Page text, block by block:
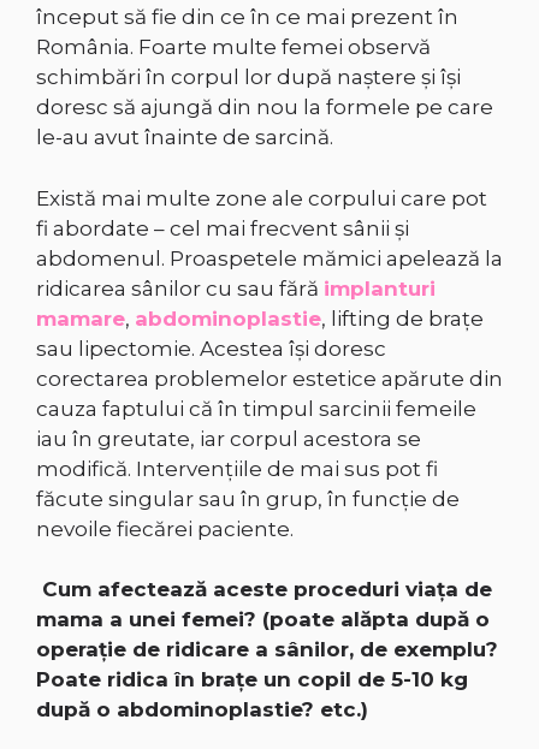
început să fie din ce în ce mai prezent în
România. Foarte multe femei observă
schimbări în corpul lor după naştere şi îşi
doresc să ajungă din nou la formele pe care
le-au avut înainte de sarcină.
Există mai multe zone ale corpului care pot
fi abordate – cel mai frecvent sânii şi
abdomenul. Proaspetele mămici apelează la
ridicarea sânilor cu sau fără implanturi
mamare, abdominoplastie, lifting de braţe
sau lipectomie. Acestea își doresc
corectarea problemelor estetice apărute din
cauza faptului că în timpul sarcinii femeile
iau în greutate, iar corpul acestora se
modifică. Intervenţiile de mai sus pot fi
făcute singular sau în grup, în funcţie de
nevoile fiecărei paciente.
Cum afectează aceste proceduri viaţa de
mama a unei femei? (poate alăpta după o
operaţie de ridicare a sânilor, de exemplu?
Poate ridica în braţe un copil de 5-10 kg
după o abdominoplastie? etc.)